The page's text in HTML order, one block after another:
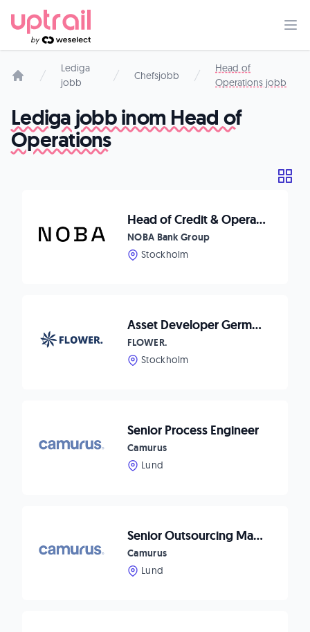
Lediga
jobb
Chefsjobb
Head of
Operations jobb
Lediga jobb inom Head of
Operations
Head of Credit & Operations to NOBA in Finland
NOBA Bank Group
Stockholm
Asset Developer Germany
FLOWER.
Stockholm
Senior Process Engineer
Camurus
Lund
Senior Outsourcing Manager
Camurus
Lund